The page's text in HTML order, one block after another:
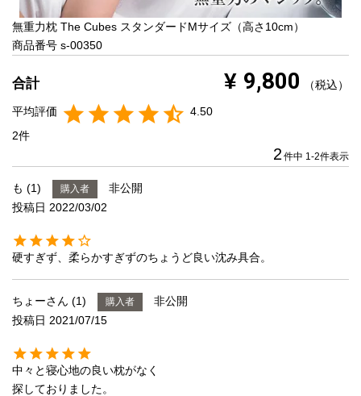
シングル セミダブル
ワイドダブル
クイーン
国産ポケットコイルマットレス
海外ブランド
サータ テンピュール
シーリー
マットレス一覧を見る
無重力枕 The Cubes スタンダードMサイズ（高さ10cm）
商品番号 s-00350
¥ 9,800 税込
4.50
2
2 件中 1 -2件表示
も 1 購入者
非公開
投稿日 2022/03/02
硬すぎず、柔らかすぎずのちょうど良い沈み具合。
ちょーさん 1 購入者
非公開
投稿日 2021/07/15
中々と寝心地の良い枕がなく
探しておりました。